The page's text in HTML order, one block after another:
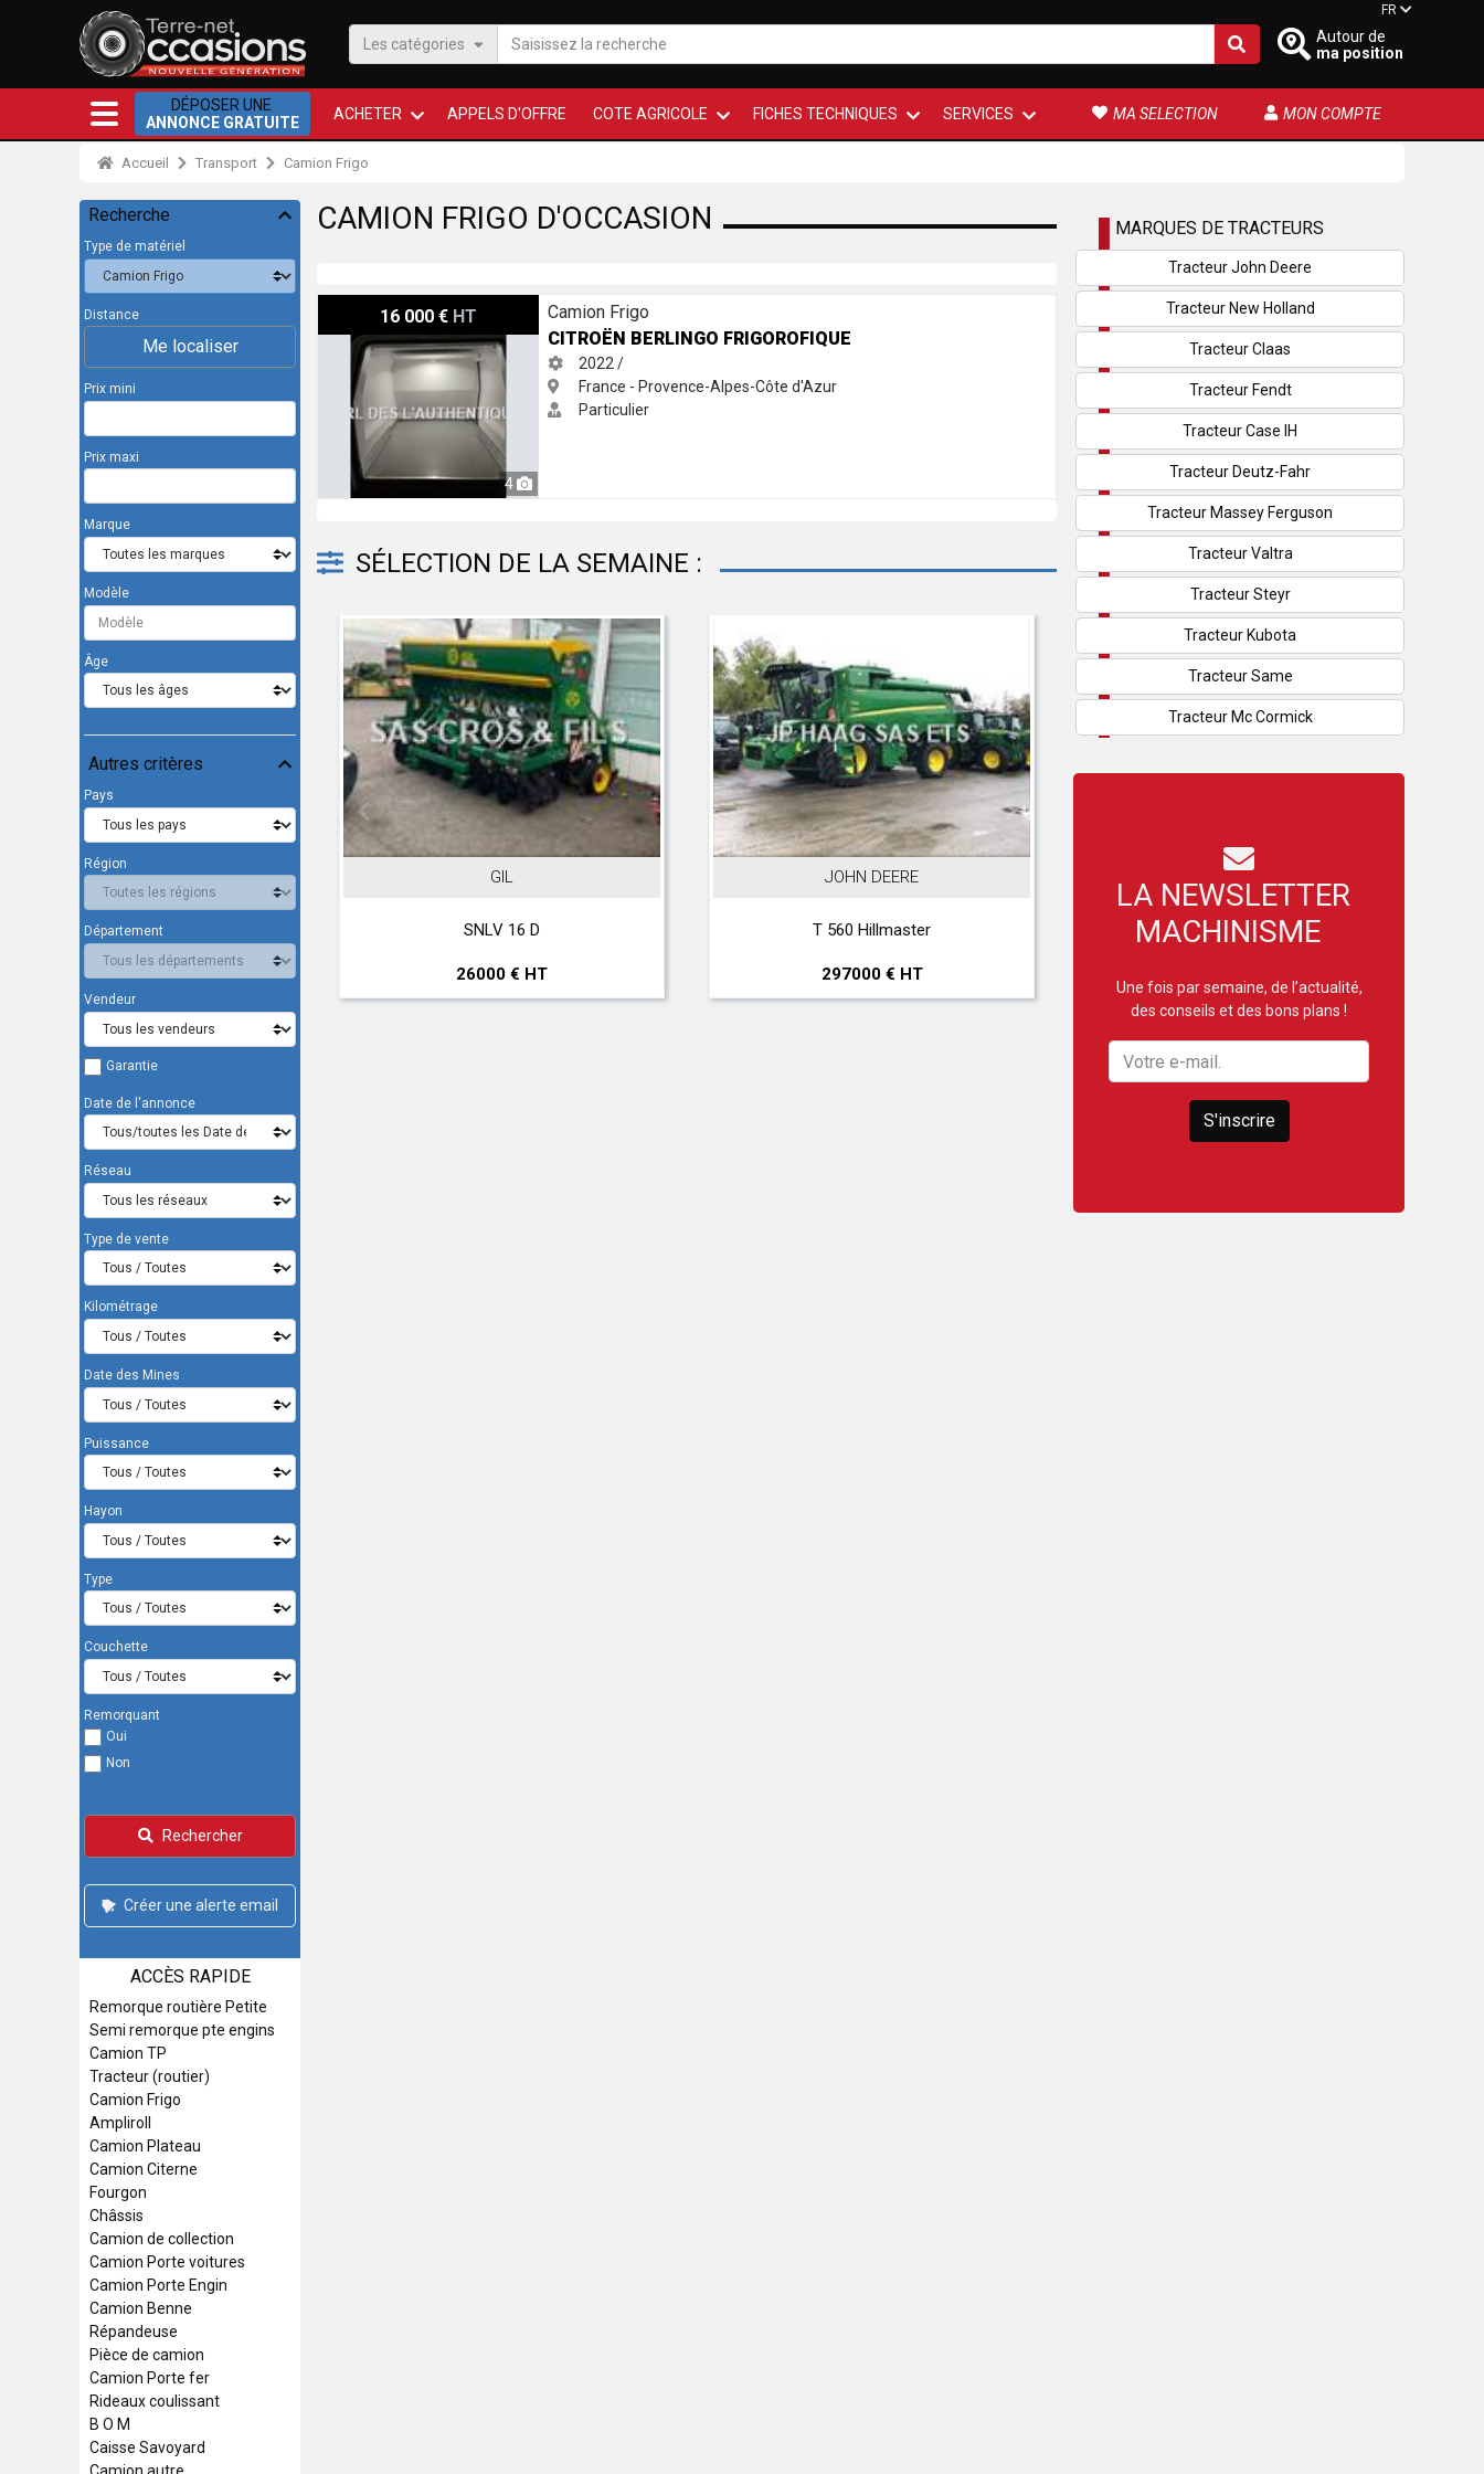
Les catégories
Autour de
ma position
FR
DÉPOSER UNE
ANNONCE GRATUITE
ACHETER APPELS D'OFFRE COTE AGRICOLE FICHES TECHNIQUES SERVICES MA SELECTION MON COMPTE
Accueil Transport Camion Frigo
Recherche
Type de matériel
Distance
Me localiser
Prix mini
Prix maxi
Marque
Modèle
Âge
Autres critères
Pays
Région
Département
Vendeur
Garantie
Date de l'annonce
Réseau
Type de vente
Kilométrage
Date des Mines
Puissance
Hayon
Type
Couchette
Remorquant
Oui
Non
Rechercher
Créer une alerte email
ACCÈS RAPIDE
Remorque routière Petite
Semi remorque pte engins
Camion TP
Tracteur (routier)
Camion Frigo
Ampliroll
Camion Plateau
Camion Citerne
Fourgon
Châssis
Camion de collection
Camion Porte voitures
Camion Porte Engin
Camion Benne
Répandeuse
Pièce de camion
Camion Porte fer
Rideaux coulissant
B O M
Caisse Savoyard
CAMION FRIGO D'OCCASION
16 000 € HT
4
Citroën berlingo frigorofique
Camion Frigo
CITROËN BERLINGO FRIGOROFIQUE
2022 /
France - Provence-Alpes-Côte d'Azur
Particulier
SÉLECTION DE LA SEMAINE :
GIL
SNLV 16 D
26000 € HT
JOHN DEERE
T 560 Hillmaster
297000 € HT
DEUTZ-FAHR
TTV 420
23000 € HT
INCONNU
Kartoffelhäufler 2reihig Häufler Kartoffel
NEU
MARQUES DE TRACTEURS
Tracteur John Deere
Tracteur New Holland
Tracteur Claas
Tracteur Fendt
Tracteur Case IH
Tracteur Deutz-Fahr
Tracteur Massey Ferguson
Tracteur Valtra
Tracteur Steyr
Tracteur Kubota
Tracteur Same
Tracteur Mc Cormick
LA NEWSLETTER
MACHINISME
Une fois par semaine, de l’actualité,
des conseils et des bons plans !
S'inscrire